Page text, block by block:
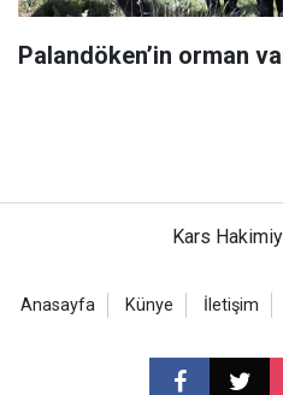
Palandöken’in orman
Kars
Anasayfa Künye İletişim